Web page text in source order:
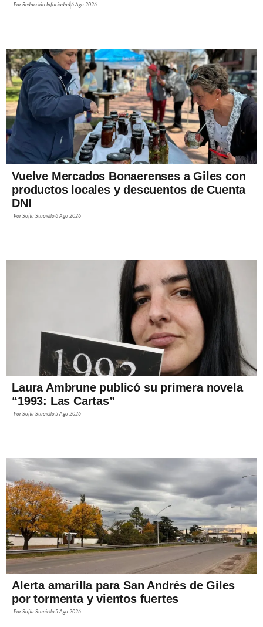
PorRedacción Infociudad6 Ago 2026
Vuelve Mercados Bonaerenses a Giles con
productos locales y descuentos de Cuenta
DNI
PorSofía Stupiello6 Ago 2026
Laura Ambrune publicó su primera novela
“1993: Las Cartas”
PorSofía Stupiello5 Ago 2026
Alerta amarilla para San Andrés de Giles
por tormenta y vientos fuertes
PorSofía Stupiello5 Ago 2026